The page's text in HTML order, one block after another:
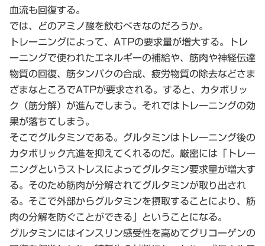
血流も回復する。
では、どのアミノ酸を飲むべきなのだろうか。
トレーニングによって、ATPの要求量が増大する。トレ
ーニングで使われたエネルギーの補給や、筋肉や神経伝達
物質の回復、筋タンパクの合成、疲労物質の除去などさま
ざまなところでATPが要求される。すると、カタボリッ
ク（筋分解）が進んでしまう。それではトレーニングの効
果が落ちてしまう。
そこでグルタミンである。グルタミンはトレーニング後の
カタボリック亢進を抑えてくれるのだ。厳密には「トレー
ニングというストレスによってグルタミン要求量が増大す
る。そのため筋肉が分解されてグルタミンが取り出され
る。そこで外部からグルタミンを摂取することにより、筋
肉の分解を防ぐことができる」ということになる。
グルタミンにはインスリン感受性を高めてグリコーゲンの